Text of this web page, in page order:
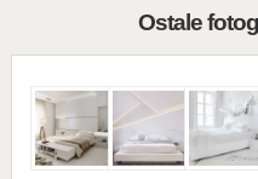
Ostale